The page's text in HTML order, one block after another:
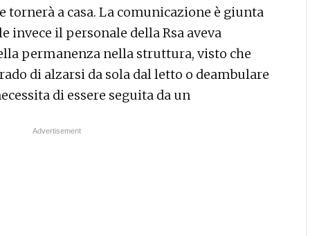
tornerà a casa. La comunicazione è giunta
invece il personale della Rsa aveva
permanenza nella struttura, visto che
di alzarsi da sola dal letto o deambulare
di essere seguita da un